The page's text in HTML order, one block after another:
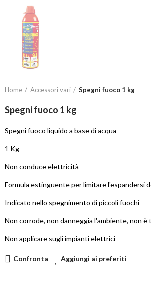
Home Accessori vari Spegni fuoco 1 kg
Spegni fuoco 1 kg
Spegni fuoco liquido a base di acqua
1 Kg
Non conduce elettricità
Formula estinguente per limitare l'espandersi
Indicato nello spegnimento di piccoli fuochi
Non corrode, non danneggia l'ambiente, non è
Non applicare sugli impianti elettrici
Confronta Aggiungi ai preferiti